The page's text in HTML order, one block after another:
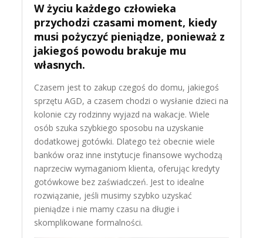
W życiu każdego człowieka
przychodzi czasami moment, kiedy
musi pożyczyć pieniądze, ponieważ z
jakiegoś powodu brakuje mu
własnych.
Czasem jest to zakup czegoś do domu, jakiegoś
sprzętu AGD, a czasem chodzi o wysłanie dzieci na
kolonie czy rodzinny wyjazd na wakacje. Wiele
osób szuka szybkiego sposobu na uzyskanie
dodatkowej gotówki. Dlatego też obecnie wiele
banków oraz inne instytucje finansowe wychodzą
naprzeciw wymaganiom klienta, oferując kredyty
gotówkowe bez zaświadczeń. Jest to idealne
rozwiązanie, jeśli musimy szybko uzyskać
pieniądze i nie mamy czasu na długie i
skomplikowane formalności.